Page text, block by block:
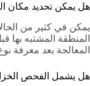
هل يمكن تحديد مكان
يمكن في كثير من
المنطقة المشتبه بها
المعالجة بعد معرفة
هل يشمل الفحص